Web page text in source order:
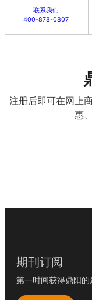
联系我们
400-878-0807
注册后即可在网上
惠
期刊订阅
第一时间获得鼎阳的